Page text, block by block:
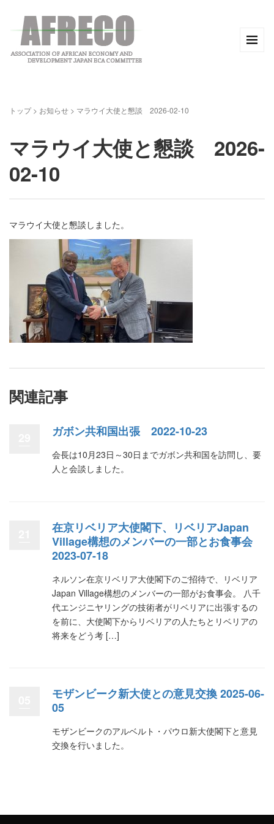
トップ> お知らせ > マラウイ大使と懇談 2026-02-10
マラウイ大使と懇談 2026-
02-10
マラウイ大使と懇談しました。
関連記事
ガボン共和国出張 2022-10-23
会長は10月23日～30日までガボン共和国を訪問し、要
人と会談しました。
在京リベリア大使閣下、リベリアJapan
Village構想のメンバーの一部とお食事会
2023-07-18
ネルソン在京リベリア大使閣下のご招待で、リベリア
Japan Village構想のメンバーの一部がお食事会。 八千
代エンジニヤリングの技術者がリベリアに出張するの
を前に、大使閣下からリベリアの人たちとリベリアの
将来をどう考 […]
モザンビーク新大使との意見交換 2025-06-
05
モザンビークのアルベルト・パウロ新大使閣下と意見
交換を行いました。